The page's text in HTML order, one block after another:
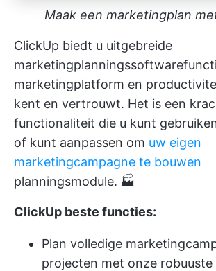
Maak een marketingplan
ClickUp biedt u uitgebreide
marketingplatform en
kent en vertrouwt. Het is een
functionaliteit die u kunt
of kunt aanpassen om uw eigen
marketingcampagne te bouwen
planningsmodule. 🏭
ClickUp beste functies:
Plan volledige
projecten met onze